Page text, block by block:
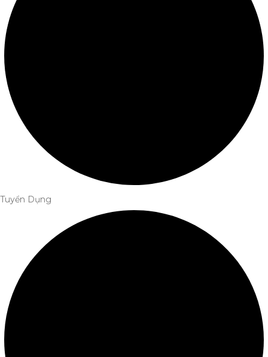
Tuyển Dụng